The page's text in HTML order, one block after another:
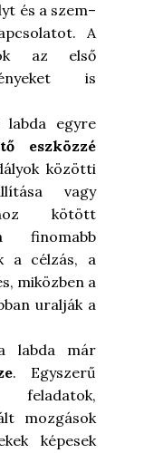
és a szem–
A
az első
is
labda egyre
eszközzé
közötti
vagy
kötött
finomabb
a célzás, a
miközben a
uralják a
labda már
. Egyszerű
feladatok,
mozgások
képesek